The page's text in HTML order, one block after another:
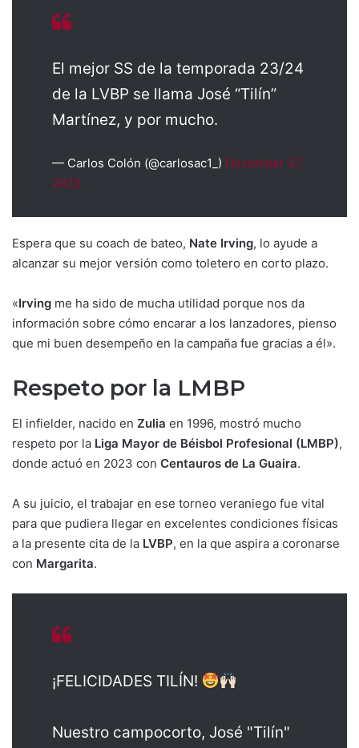
El mejor SS de la temporada 23/24
de la LVBP se llama José “Tilín”
Martínez, y por mucho.
— Carlos Colón (@carlosac1_) December 27,
2023
Espera que su coach de bateo, Nate Irving, lo ayude a
alcanzar su mejor versión como toletero en corto plazo.
«Irving me ha sido de mucha utilidad porque nos da
información sobre cómo encarar a los lanzadores, pienso
que mi buen desempeño en la campaña fue gracias a él».
Respeto por la LMBP
El infielder, nacido en Zulia en 1996, mostró mucho
respeto por la Liga Mayor de Béisbol Profesional (LMBP),
donde actuó en 2023 con Centauros de La Guaira.
A su juicio, el trabajar en ese torneo veraniego fue vital
para que pudiera llegar en excelentes condiciones físicas
a la presente cita de la LVBP, en la que aspira a coronarse
con Margarita.
¡FELICIDADES TILÍN!
Nuestro campocorto, José "Tilín"